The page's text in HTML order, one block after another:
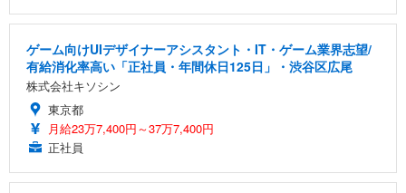
ゲーム向けUIデザイナーアシスタント・IT・ゲーム業界志望/
有給消化率高い「正社員・年間休日125日」・渋谷区広尾
株式会社キソシン
東京都
月給23万7,400円～37万7,400円
正社員